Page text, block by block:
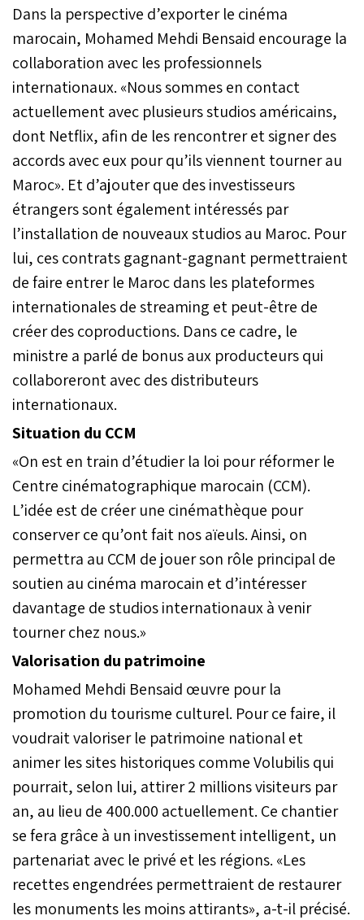
Dans la perspective d’exporter le cinéma
marocain, Mohamed Mehdi Bensaid encourage la
collaboration avec les professionnels
internationaux. «Nous sommes en contact
actuellement avec plusieurs studios américains,
dont Netflix, afin de les rencontrer et signer des
accords avec eux pour qu’ils viennent tourner au
Maroc». Et d’ajouter que des investisseurs
étrangers sont également intéressés par
l’installation de nouveaux studios au Maroc. Pour
lui, ces contrats gagnant-gagnant permettraient
de faire entrer le Maroc dans les plateformes
internationales de streaming et peut-être de
créer des coproductions. Dans ce cadre, le
ministre a parlé de bonus aux producteurs qui
collaboreront avec des distributeurs
internationaux.
Situation du CCM
«On est en train d’étudier la loi pour réformer le
Centre cinématographique marocain (CCM).
L’idée est de créer une cinémathèque pour
conserver ce qu’ont fait nos aïeuls. Ainsi, on
permettra au CCM de jouer son rôle principal de
soutien au cinéma marocain et d’intéresser
davantage de studios internationaux à venir
tourner chez nous.»
Valorisation du patrimoine
Mohamed Mehdi Bensaid œuvre pour la
promotion du tourisme culturel. Pour ce faire, il
voudrait valoriser le patrimoine national et
animer les sites historiques comme Volubilis qui
pourrait, selon lui, attirer 2 millions visiteurs par
an, au lieu de 400.000 actuellement. Ce chantier
se fera grâce à un investissement intelligent, un
partenariat avec le privé et les régions. «Les
recettes engendrées permettraient de restaurer
les monuments les moins attirants», a-t-il précisé.